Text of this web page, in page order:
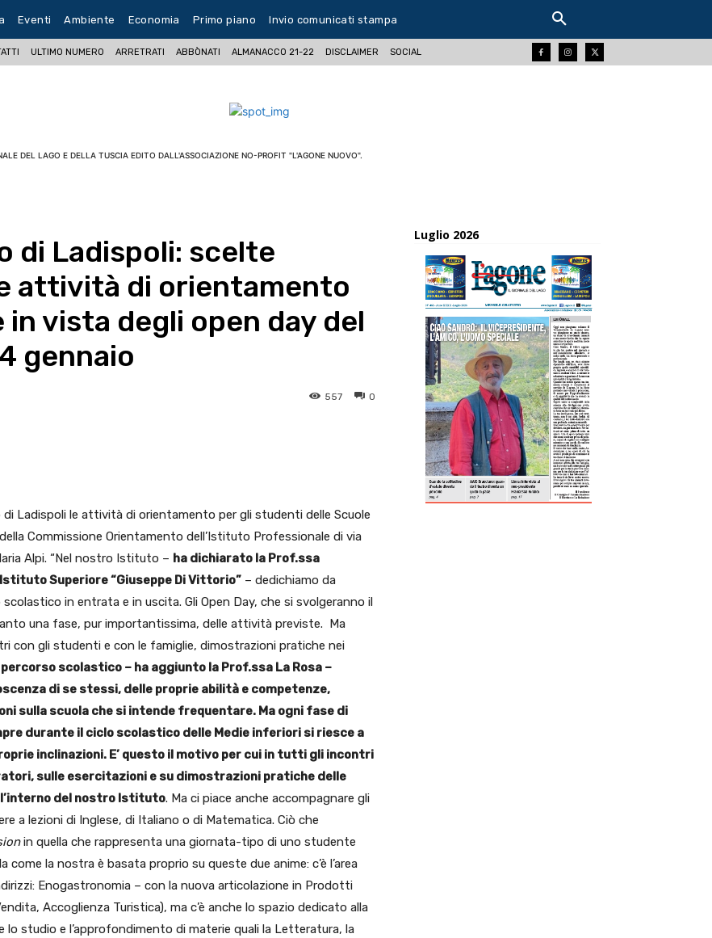
Eventi Ambiente Economia Primo piano Invio comunicati stampa
ULTIMO NUMERO ARRETRATI ABBÒNATI ALMANACCO 21-22 DISCLAIMER SOCIAL
DEL LAGO E DELLA TUSCIA EDITO DALL'ASSOCIAZIONE NO-PROFIT "L'AGONE NUOVO".
di Ladispoli: scelte
attività di orientamento
vista degli open day del
gennaio
0
557
Tumblr Telegram
di Ladispoli le attività di orientamento per gli studenti delle Scuole
Commissione Orientamento dell’Istituto Professionale di via
Alpi. “Nel nostro Istituto – ha dichiarato la Prof.ssa
Superiore “Giuseppe Di Vittorio” – dedichiamo da
in entrata e in uscita. Gli Open Day, che si svolgeranno il
una fase, pur importantissima, delle attività previste. Ma
con gli studenti e con le famiglie, dimostrazioni pratiche nei
scolastico – ha aggiunto la Prof.ssa La Rosa –
di se stessi, delle proprie abilità e competenze,
sulla scuola che si intende frequentare. Ma ogni fase di
durante il ciclo scolastico delle Medie inferiori si riesce a
inclinazioni. E’ questo il motivo per cui in tutti gli incontri
sulle esercitazioni e su dimostrazioni pratiche delle
del nostro Istituto. Ma ci piace anche accompagnare gli
a lezioni di Inglese, di Italiano o di Matematica. Ciò che
in quella che rappresenta una giornata-tipo di uno studente
come la nostra è basata proprio su queste due anime: c’è l’area
Enogastronomia – con la nuova articolazione in Prodotti
Accoglienza Turistica), ma c’è anche lo spazio dedicato alla
lo studio e l’approfondimento di materie quali la Letteratura, la
Luglio 2026